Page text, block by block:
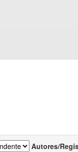
Autores/